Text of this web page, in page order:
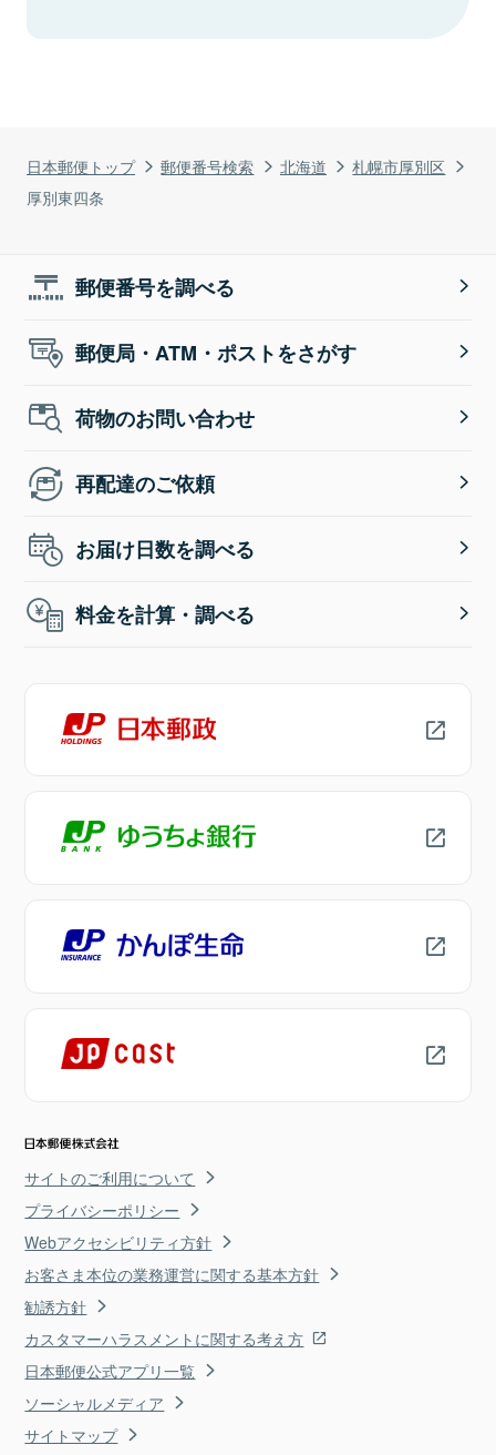
日本郵便トップ 郵便番号検索 北海道
札幌市厚別区
厚別東四条
郵便番号を調べる
郵便局・ATM・ポストをさがす
荷物のお問い合わせ
再配達のご依頼
お届け日数を調べる
料金を計算・調べる
サイトのご利用について
プライバシーポリシー
Webアクセシビリティ方針
お客さま本位の業務運営に関する基本方針
勧誘方針
カスタマーハラスメントに関する考え方
日本郵便公式アプリ一覧
ソーシャルメディア
サイトマップ